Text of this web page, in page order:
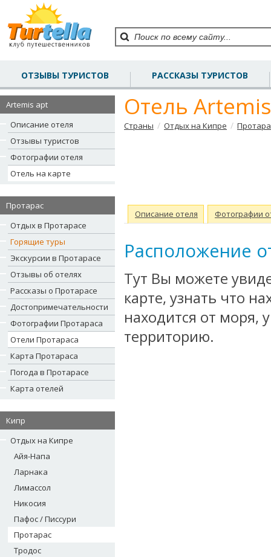
ОТЗЫВЫ ТУРИСТОВ РАССКАЗЫ ТУРИСТОВ
Artemis apt
Описание отеля
Отзывы туристов
Фотографии отеля
Отель на карте
Протарас
Отдых в Протарасе
Горящие туры
Экскурсии в Протарасе
Отзывы об отелях
Рассказы о Протарасе
Достопримечательности
Фотографии Протараса
Отели Протараса
Карта Протараса
Погода в Протарасе
Карта отелей
Кипр
Отдых на Кипре
Айя-Напа
Ларнака
Лимассол
Никосия
Пафос / Писсури
Протарас
Тродос
Отель
Страны / Отдых на Кипре /
Описание отеля Фотографии
Расположение
Тут Вы можете
карте, узнать что
находится от моря,
территорию.